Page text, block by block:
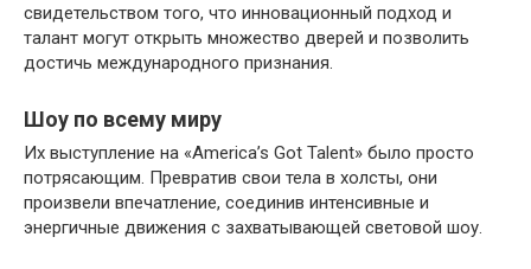
свидетельством того, что инновационный подход и
талант могут открыть множество дверей и позволить
достичь международного признания.
Шоу по всему миру
Их выступление на «America’s Got Talent» было просто
потрясающим. Превратив свои тела в холсты, они
произвели впечатление, соединив интенсивные и
энергичные движения с захватывающей световой шоу.